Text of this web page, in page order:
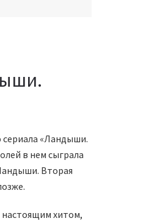
сериала «Ландыши.
в нем сыграла
Вторая
хитом,